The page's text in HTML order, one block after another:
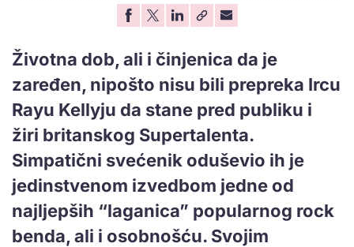
Životna dob, ali i činjenica da je
zaređen, nipošto nisu bili prepreka Ircu
Rayu Kellyju da stane pred publiku i
žiri britanskog Supertalenta.
Simpatični svećenik oduševio ih je
jedinstvenom izvedbom jedne od
najljepših “laganica” popularnog rock
benda, ali i osobnošću. Svojim